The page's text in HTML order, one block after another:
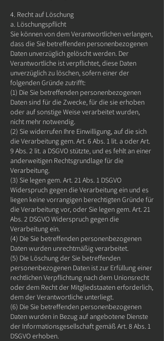
4. Recht auf Löschung
a. Löschungspflicht
Sie können von dem Verantwortlichen verlangen,
dass die Sie betreffenden personenbezogenen
Daten unverzüglich gelöscht werden. Der
Verantwortliche ist verpflichtet, diese Daten
unverzüglich zu löschen, sofern einer der
folgenden Gründe zutrifft:
(1) Die Sie betreffenden personenbezogenen
Daten sind für die Zwecke, für die sie erhoben
oder auf sonstige Weise verarbeitet wurden,
nicht mehr notwendig.
(2) Sie widerrufen Ihre Einwilligung, auf die sich
die Verarbeitung gem. Art. 6 Abs. 1 lit. a oder Art.
9 Abs. 2 lit. a DSGVO stützte, und es fehlt an einer
anderweitigen Rechtsgrundlage für die
Verarbeitung.
(3) Sie legen gem. Art. 21 Abs. 1 DSGVO
Widerspruch gegen die Verarbeitung ein und es
liegen keine vorrangigen berechtigten Gründe für
die Verarbeitung vor, oder Sie legen gem. Art. 21
Abs. 2 DSGVO Widerspruch gegen die
Verarbeitung ein.
(4) Die Sie betreffenden personenbezogenen
Daten wurden unrechtmäßig verarbeitet.
(5) Die Löschung der Sie betreffenden
personenbezogenen Daten ist zur Erfüllung einer
rechtlichen Verpflichtung nach dem Unionsrecht
oder dem Recht der Mitgliedstaaten erforderlich,
dem der Verantwortliche unterliegt.
(6) Die Sie betreffenden personenbezogenen
Daten wurden in Bezug auf angebotene Dienste
der Informationsgesellschaft gemäß Art. 8 Abs. 1
DSGVO erhoben.